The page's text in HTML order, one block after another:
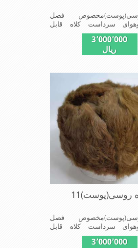
فصل
سرداست کلاه قابل
استفاده درسایزهای58-59می باشد(فری
این کلاه ازپوست
شده است وآستری آن
دلیل به راحتی درسوزهای
تمامی سروپشت گردن
می دارد
3٬000٬000
ریال
روسی(پوست)11
فصل
سرداست کلاه قابل
استفاده درسایزهای58-59می باشد(فری
این کلاه ازپوست
3٬000٬000